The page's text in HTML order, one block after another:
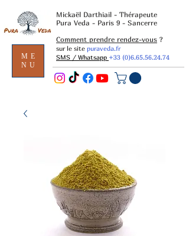
ME
NU
Mickaël Darthiail - Thérapeute
Pura Veda - Paris 9 - Sancerre
Comment prendre rendez-vous ?
sur le site puraveda.fr
SMS / Whatsapp +33 (0)6.65.56.24.74